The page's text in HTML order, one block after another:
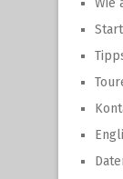
Wie
Start